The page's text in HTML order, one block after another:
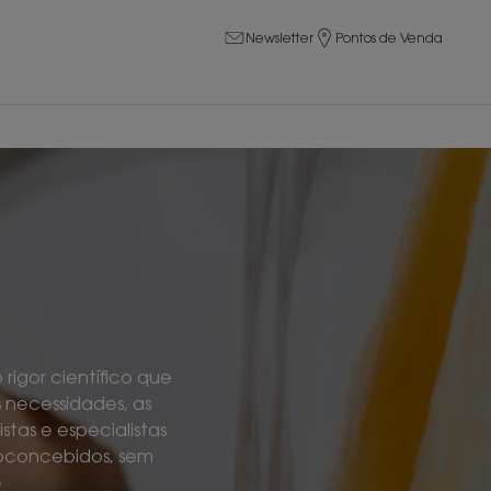
Newsletter Pontos de Venda
rigor científico que
as
e especialistas
sem